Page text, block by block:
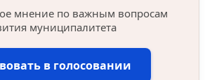
мнение по важным вопросам
муниципалитета
в голосовании